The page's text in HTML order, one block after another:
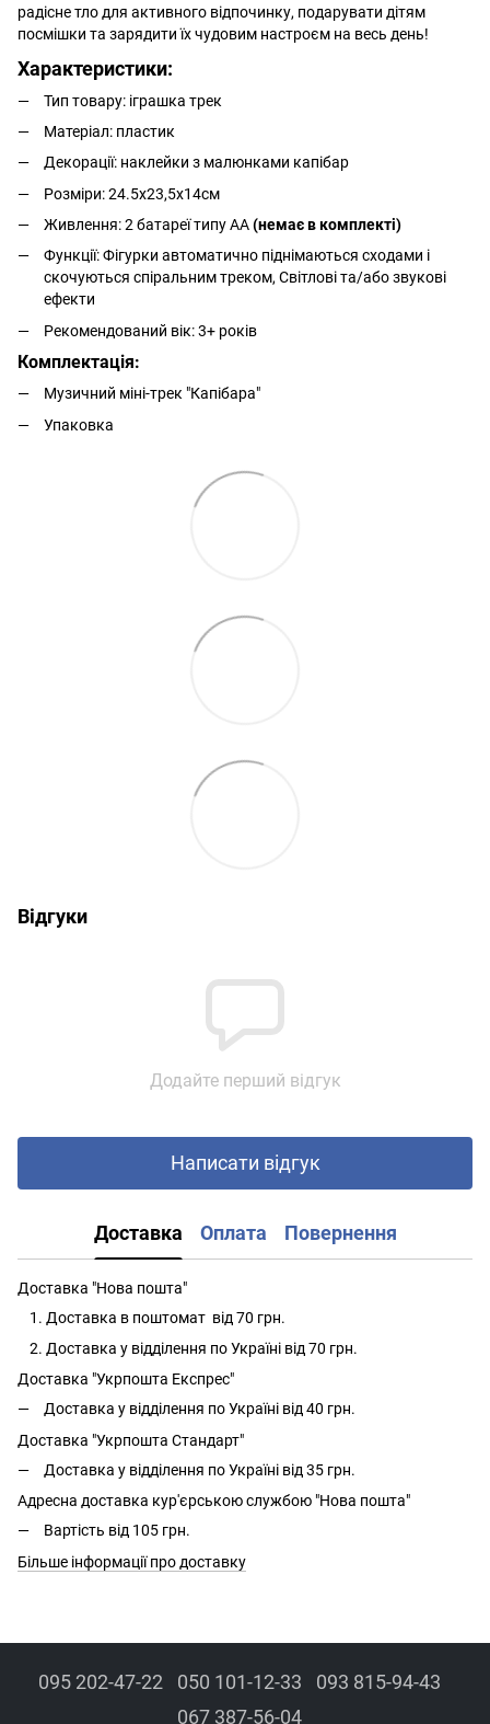
радісне тло для активного відпочинку, подарувати дітям
посмішки та зарядити їх чудовим настроєм на весь день!
Характеристики:
Тип товару: іграшка трек
Матеріал: пластик
Декорації: наклейки з малюнками капібар
Розміри: 24.5х23,5х14см
Живлення: 2 батареї типу АА(немає в комплекті)
Функції: Фігурки автоматично піднімаються сходами і
скочуються спіральним треком, Світлові та/або звукові
ефекти
Рекомендований вік: 3+ років
Комплектація:
Музичний міні-трек "Капібара"
Упаковка
Відгуки
Додайте перший відгук
Написати відгук
Доставка Оплата Повернення
Доставка "Нова пошта"
Доставка в поштомат від 70 грн.
Доставка у відділення по Україні від 70 грн.
Доставка "Укрпошта Експрес"
Доставка у відділення по Україні від 40 грн.
Доставка "Укрпошта Стандарт"
Доставка у відділення по Україні від 35 грн.
Адресна доставка кур'єрською службою "Нова пошта"
Вартість від 105 грн.
Більше інформації про доставку
095 202-47-22 050 101-12-33
093 815-94-43
067 387-56-04